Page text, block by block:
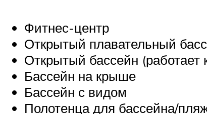
Фитнес-центр
Открытый плавательный
Открытый бассейн (работает
Бассейн на крыше
Бассейн с видом
Полотенца для бассейна/